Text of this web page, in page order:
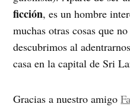
ficción, es un hombre
muchas otras cosas que
descubrimos al
casa en la capital de Sri
Gracias a nuestro amigo